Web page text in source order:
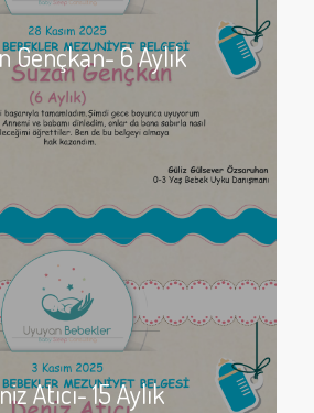
Gençkan- 6 Aylık
Atıcı- 15 Aylık